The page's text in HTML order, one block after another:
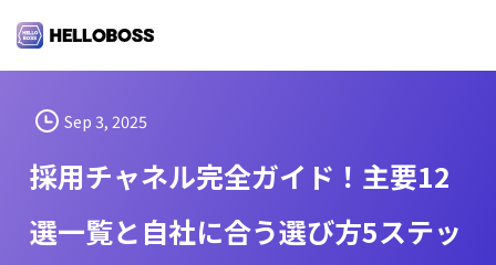
i
Sep 3, 2025
採用チャネル完全ガイド！主要12
選一覧と自社に合う選び方5ステッ